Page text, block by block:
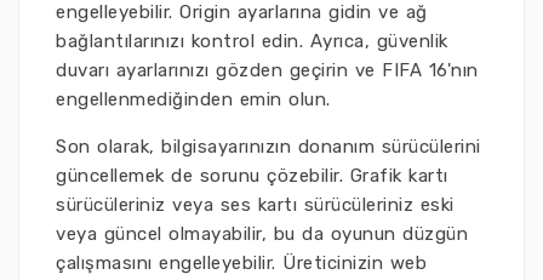
engelleyebilir. Origin ayarlarına gidin ve ağ
bağlantılarınızı kontrol edin. Ayrıca, güvenlik
duvarı ayarlarınızı gözden geçirin ve FIFA 16'nın
engellenmediğinden emin olun.
Son olarak, bilgisayarınızın donanım sürücülerini
güncellemek de sorunu çözebilir. Grafik kartı
sürücüleriniz veya ses kartı sürücüleriniz eski
veya güncel olmayabilir, bu da oyunun düzgün
çalışmasını engelleyebilir. Üreticinizin web